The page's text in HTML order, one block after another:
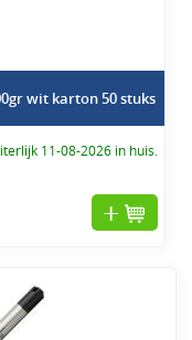
wit karton 50 stuks
11-08-2026 in huis.